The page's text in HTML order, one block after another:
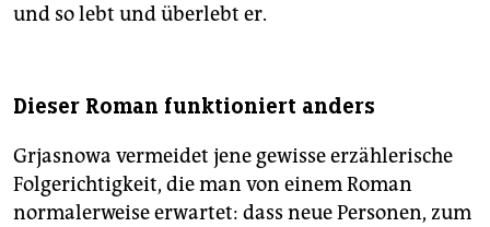
und so lebt und überlebt er.
Dieser Roman funktioniert anders
Grjasnowa vermeidet jene gewisse erzählerische
Folgerichtigkeit, die man von einem Roman
normalerweise erwartet: dass neue Personen, zum